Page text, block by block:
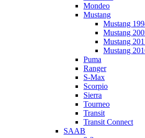
Mondeo
Mustang
Mustang
Mustang
Mustang
Mustang
Puma
Ranger
S-Max
Scorpio
Sierra
Tourneo
Transit
Transit Connect
SAAB